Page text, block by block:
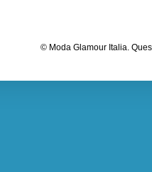
© Moda Glamour Italia.